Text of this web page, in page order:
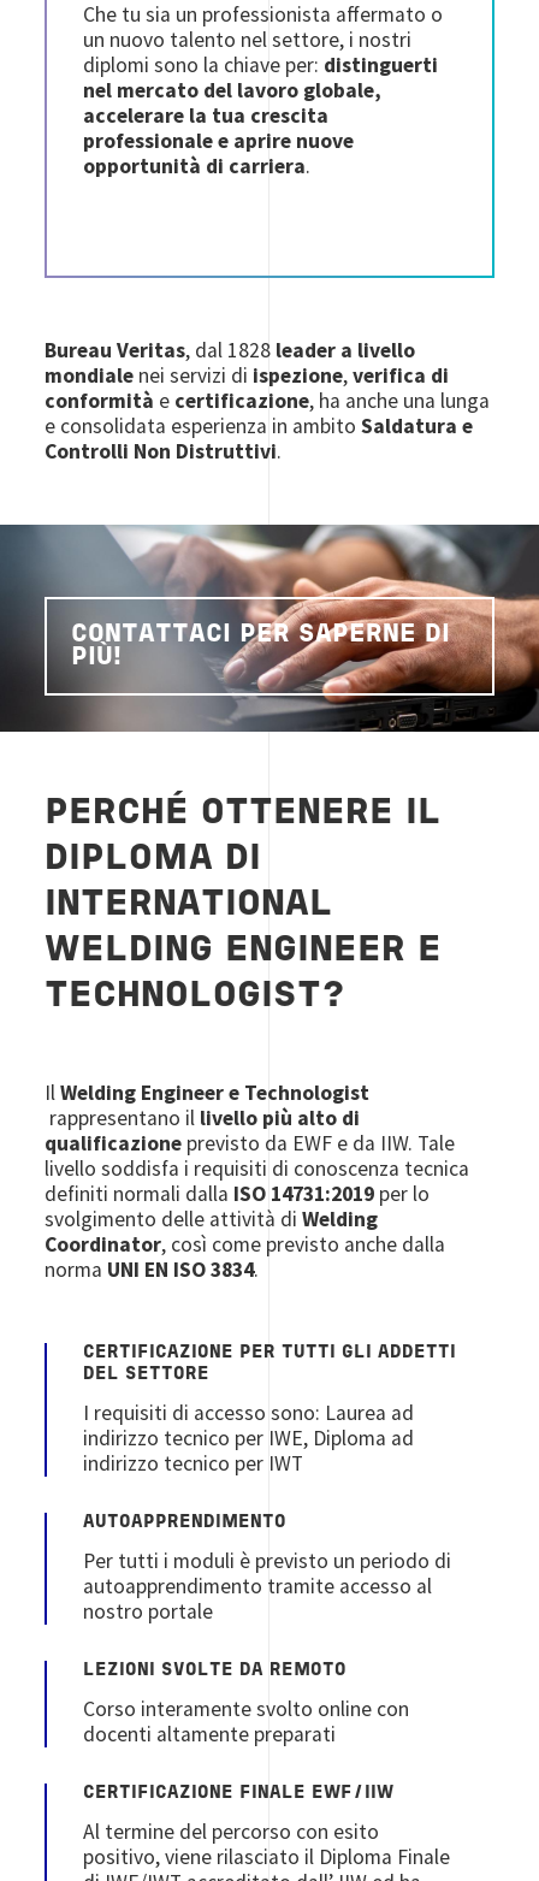
Che tu sia un professionista affermato o
un nuovo talento nel settore, i nostri
diplomi sono la chiave per: distinguerti
nel mercato del lavoro globale,
accelerare la tua crescita
professionalee aprire nuove
opportunità di carriera.
Bureau Veritas, dal 1828 leader a livello
mondiale nei servizi di ispezione,verifica di
conformità e certificazione, ha anche una lunga
e consolidata esperienza in ambito Saldatura e
Controlli Non Distruttivi.
CONTATTACI PER SAPERNE DI
PIÙ!
PERCHÉ OTTENERE IL
DIPLOMA DI
INTERNATIONAL
WELDING ENGINEER E
TECHNOLOGIST?
IlWelding Engineer e Technologist
rappresentano il livello più alto di
qualificazione previsto da EWF e da IIW. Tale
livello soddisfa i requisiti di conoscenza tecnica
definiti normali dalla ISO 14731:2019 per lo
svolgimento delle attività diWelding
Coordinator, così come previsto anche dalla
norma UNI EN ISO 3834.
CERTIFICAZIONE PER TUTTI GLI ADDETTI
DEL SETTORE
I requisiti di accesso sono: Laurea ad
indirizzo tecnico per IWE, Diploma ad
indirizzo tecnico per IWT
AUTOAPPRENDIMENTO
Per tutti i moduli è previsto un periodo di
autoapprendimento tramite accesso al
nostro portale
LEZIONI SVOLTE DA REMOTO
Corso interamente svolto online con
docenti altamente preparati
CERTIFICAZIONE FINALE EWF/IIW
Al termine del percorso con esito
positivo, viene rilasciato il Diploma Finale